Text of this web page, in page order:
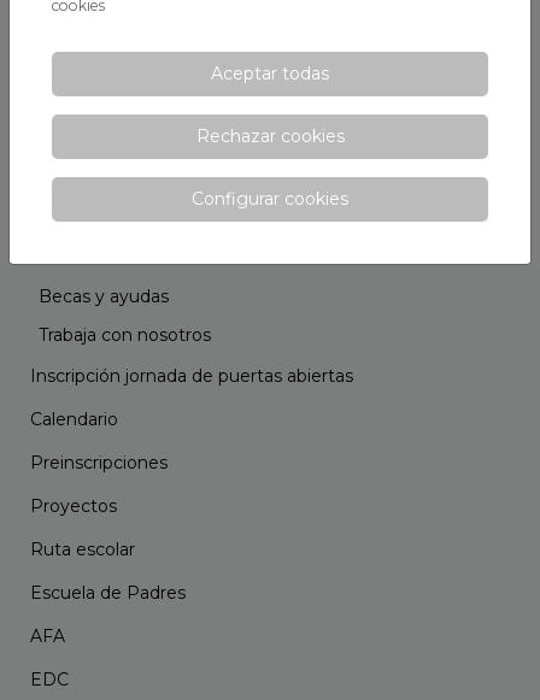
Consejo Escolar
Opiniones
Becas y ayudas
Trabaja con nosotros
Inscripción jornada de puertas abiertas
Calendario
Preinscripciones
Proyectos
Ruta escolar
Escuela de Padres
AFA
EDC
cookies
Aceptar todas
Rechazar cookies
Configurar cookies